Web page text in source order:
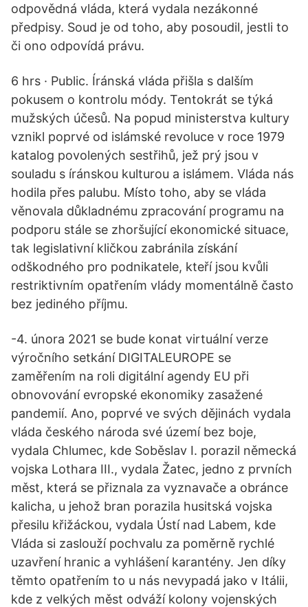
odpovědná vláda, která vydala nezákonné
předpisy. Soud je od toho, aby posoudil, jestli to
či ono odpovídá právu.
6 hrs · Public. Íránská vláda přišla s dalším
pokusem o kontrolu módy. Tentokrát se týká
mužských účesů. Na popud ministerstva kultury
vznikl poprvé od islámské revoluce v roce 1979
katalog povolených sestřihů, jež prý jsou v
souladu s íránskou kulturou a islámem. Vláda nás
hodila přes palubu. Místo toho, aby se vláda
věnovala důkladnému zpracování programu na
podporu stále se zhoršující ekonomické situace,
tak legislativní kličkou zabránila získání
odškodného pro podnikatele, kteří jsou kvůli
restriktivním opatřením vlády momentálně často
bez jediného příjmu.
-4. února 2021 se bude konat virtuální verze
výročního setkání DIGITALEUROPE se
zaměřením na roli digitální agendy EU při
obnovování evropské ekonomiky zasažené
pandemií. Ano, poprvé ve svých dějinách vydala
vláda českého národa své území bez boje,
vydala Chlumec, kde Soběslav I. porazil německá
vojska Lothara III., vydala Žatec, jedno z prvních
měst, která se přiznala za vyznavače a obránce
kalicha, u jehož bran porazila husitská vojska
přesilu křižáckou, vydala Ústí nad Labem, kde
Vláda si zaslouží pochvalu za poměrně rychlé
uzavření hranic a vyhlášení karantény. Jen díky
těmto opatřením to u nás nevypadá jako v Itálii,
kde z velkých měst odváží kolony vojenských